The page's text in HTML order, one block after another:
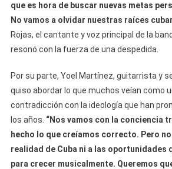
que es hora de buscar nuevas metas
No vamos a olvidar nuestras raíces
Rojas, el cantante y voz principal de la
resonó con la fuerza de una despedida.
Por su parte, Yoel Martínez, guitarrista y
quiso abordar lo que muchos veían como
contradicción con la ideología que han
los años. “Nos vamos con la conciencia
hecho lo que creíamos correcto. Pero
realidad de Cuba ni a las oportunidades
para crecer musicalmente. Queremos